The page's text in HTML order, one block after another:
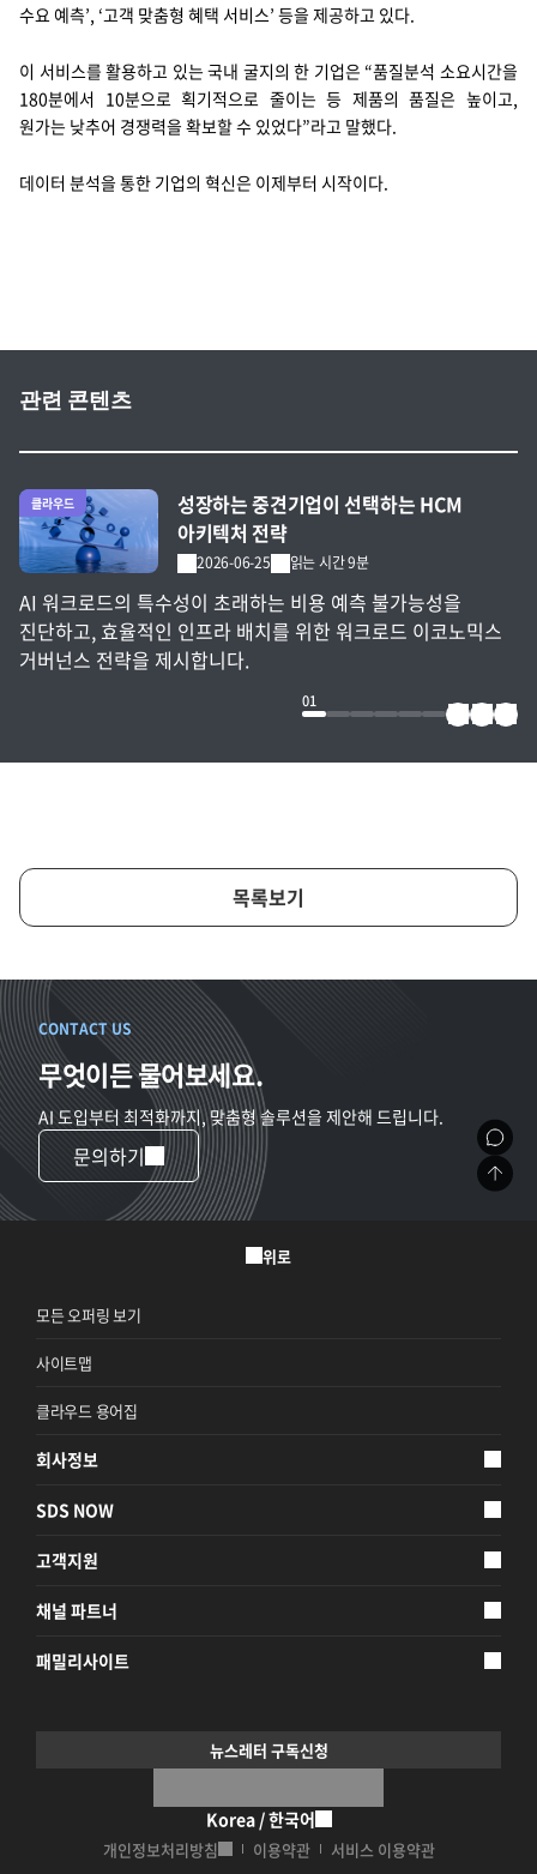
수요 예측’, ‘고객 맞춤형 혜택 서비스’ 등을 제공하고 있다.
이 서비스를 활용하고 있는 국내 굴지의 한 기업은 “품질분석 소요시간을
180분에서 10분으로 획기적으로 줄이는 등 제품의 품질은 높이고,
원가는 낮추어 경쟁력을 확보할 수 있었다”라고 말했다.
데이터 분석을 통한 기업의 혁신은 이제부터 시작이다.
관련 콘텐츠
전체 글 보기
클라우드
2026-06-25 읽는 시간 9분
성장하는 중견기업이 선택하는 HCM
아키텍처 전략
AI 워크로드의 특수성이 초래하는 비용 예측 불가능성을
진단하고, 효율적인 인프라 배치를 위한 워크로드 이코노믹스
거버넌스 전략을 제시합니다.
01
목록보기
CONTACT US
무엇이든 물어보세요.
AI 도입부터 최적화까지, 맞춤형 솔루션을 제안해 드립니다.
문의하기
위로
모든 오퍼링 보기
사이트맵
클라우드 용어집
회사정보
SDS NOW
고객지원
채널 파트너
패밀리사이트
뉴스레터 구독신청
Korea / 한국어
개인정보처리방침 이용약관 서비스 이용약관